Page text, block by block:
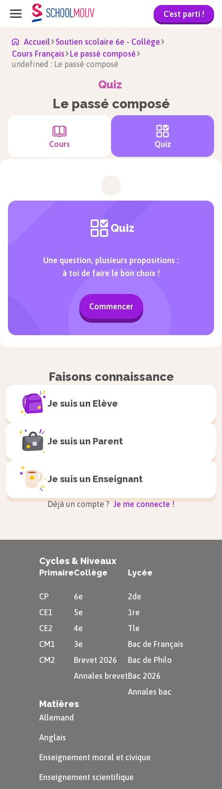
C'est parti !
Accueil
Soutien scolaire 6e - Collège
Cours Français
Le passé composé
undefined : Le passé composé
Quiz
Le passé composé
Cours Quiz
Quiz
Une question, plusieurs propositions :
à toi de faire le bon choix !
Commencer
Faisons connaissance
Je suis un Elève
Je suis un Parent
Je suis un Enseignant
Déjà un compte ? Je me connecte !
Cycles & Niveaux
Primaire
CP
CE1
CE2
CM1
CM2
Collège
6e
5e
4e
3e
Brevet 2026
Annales brevet
Lycée
2de
1re
Tle
Bac de Français
Bac de Philo
Bac 2026
Annales bac
Matières
Allemand
Anglais
Enseignement moral et civique
Enseignement scientifique